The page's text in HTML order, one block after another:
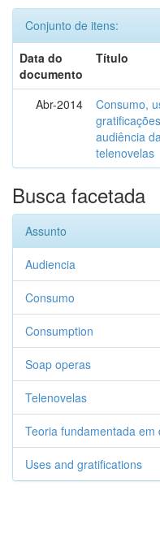
Conjunto de itens:
Data do
documento
Título
Abr-2014
Consumo,
audiência
telenovelas
Busca facetada
Assunto
Audiencia
Consumo
Consumption
Soap operas
Telenovelas
Teoria fundamentada em
Uses and gratifications